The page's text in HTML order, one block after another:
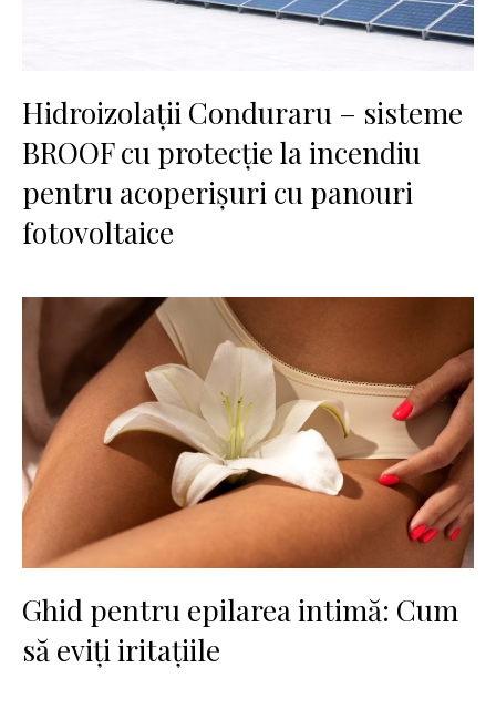
Hidroizolații Conduraru – sisteme
BROOF cu protecție la incendiu
pentru acoperișuri cu panouri
fotovoltaice
Ghid pentru epilarea intimă: Cum
să eviți iritațiile